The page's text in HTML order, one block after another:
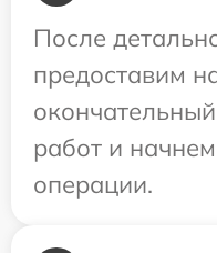
После
предоставим
работ и
операции.